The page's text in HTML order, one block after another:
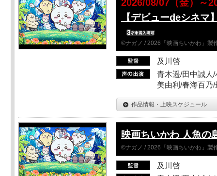
2026/08/07（金）～
【デビューdeシネマ
©ナガノ / 2026「映画ちいかわ」製
及川啓
青木遥/田中誠人
美由利/春海百乃
作品情報・上映スケジュール
映画ちいかわ 人魚の
©ナガノ / 2026「映画ちいかわ」製
及川啓